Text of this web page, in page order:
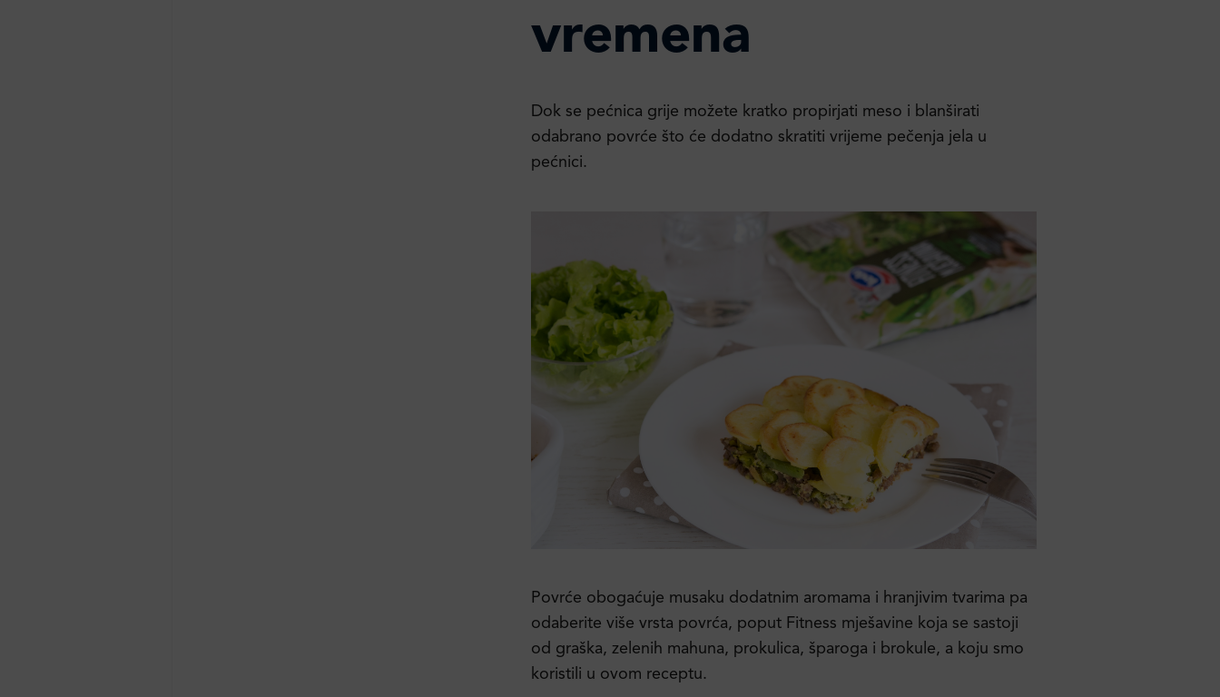
vremena
Dok se pećnica grije možete kratko propirjati meso i blanširati
odabrano povrće što će dodatno skratiti vrijeme pečenja jela u
pećnici.
Povrće obogaćuje musaku dodatnim aromama i hranjivim tvarima pa
odaberite više vrsta povrća, poput Fitness mješavine koja se sastoji
od graška, zelenih mahuna, prokulica, šparoga i brokule, a koju smo
koristili u ovom receptu.